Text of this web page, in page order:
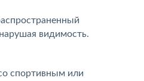
видимость.
спортивным или